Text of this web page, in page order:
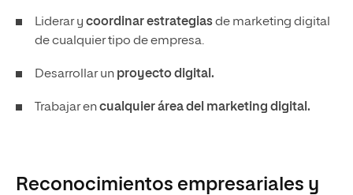
Liderar y coordinar estrategiasde marketing digital
de cualquier tipo de empresa.
Desarrollar un proyecto digital.
Trabajar encualquier área del marketing digital.
Reconocimientos empresariales y